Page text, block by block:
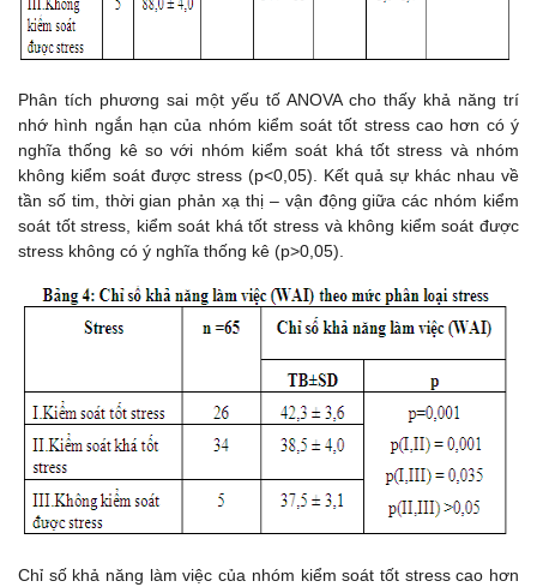
Phân tích phương sai một yếu tố ANOVA cho thấy khả năng trí
nhớ hình ngắn hạn của nhóm kiểm soát tốt stress cao hơn có ý
nghĩa thống kê so với nhóm kiểm soát khá tốt stress và nhóm
không kiểm soát được stress (p<0,05). Kết quả sự khác nhau về
tần số tim, thời gian phản xạ thị – vận động giữa các nhóm kiểm
soát tốt stress, kiểm soát khá tốt stress và không kiểm soát được
stress không có ý nghĩa thống kê (p>0,05).
Chỉ số khả năng làm việc của nhóm kiểm soát tốt stress cao hơn